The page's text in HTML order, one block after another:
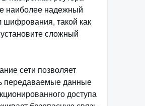
наиболее надежный
шифрования, такой как
сложный
сети позволяет
передаваемые данные
доступа